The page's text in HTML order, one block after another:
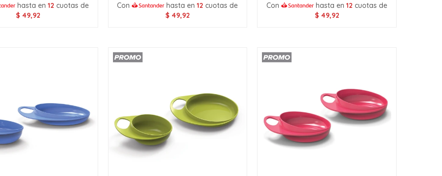
hasta en 12 cuotas de
$ 49,92
Con hasta en12 cuotas de
$ 49,92
Con hasta en12 cuotas de
$ 49,92